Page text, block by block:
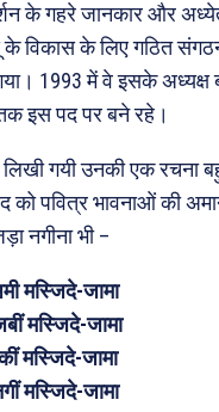
के गहरे जानकार और
के विकास के लिए गठित
1993 में वे इसके अध्यक्ष
इस पद पर बने रहे।
लिखी गयी उनकी एक रचना
पवित्र भावनाओं की
नगीना भी –
मस्जिदे-जामा
मस्जिदे-जामा
मस्जिदे-जामा
मस्जिदे-जामा